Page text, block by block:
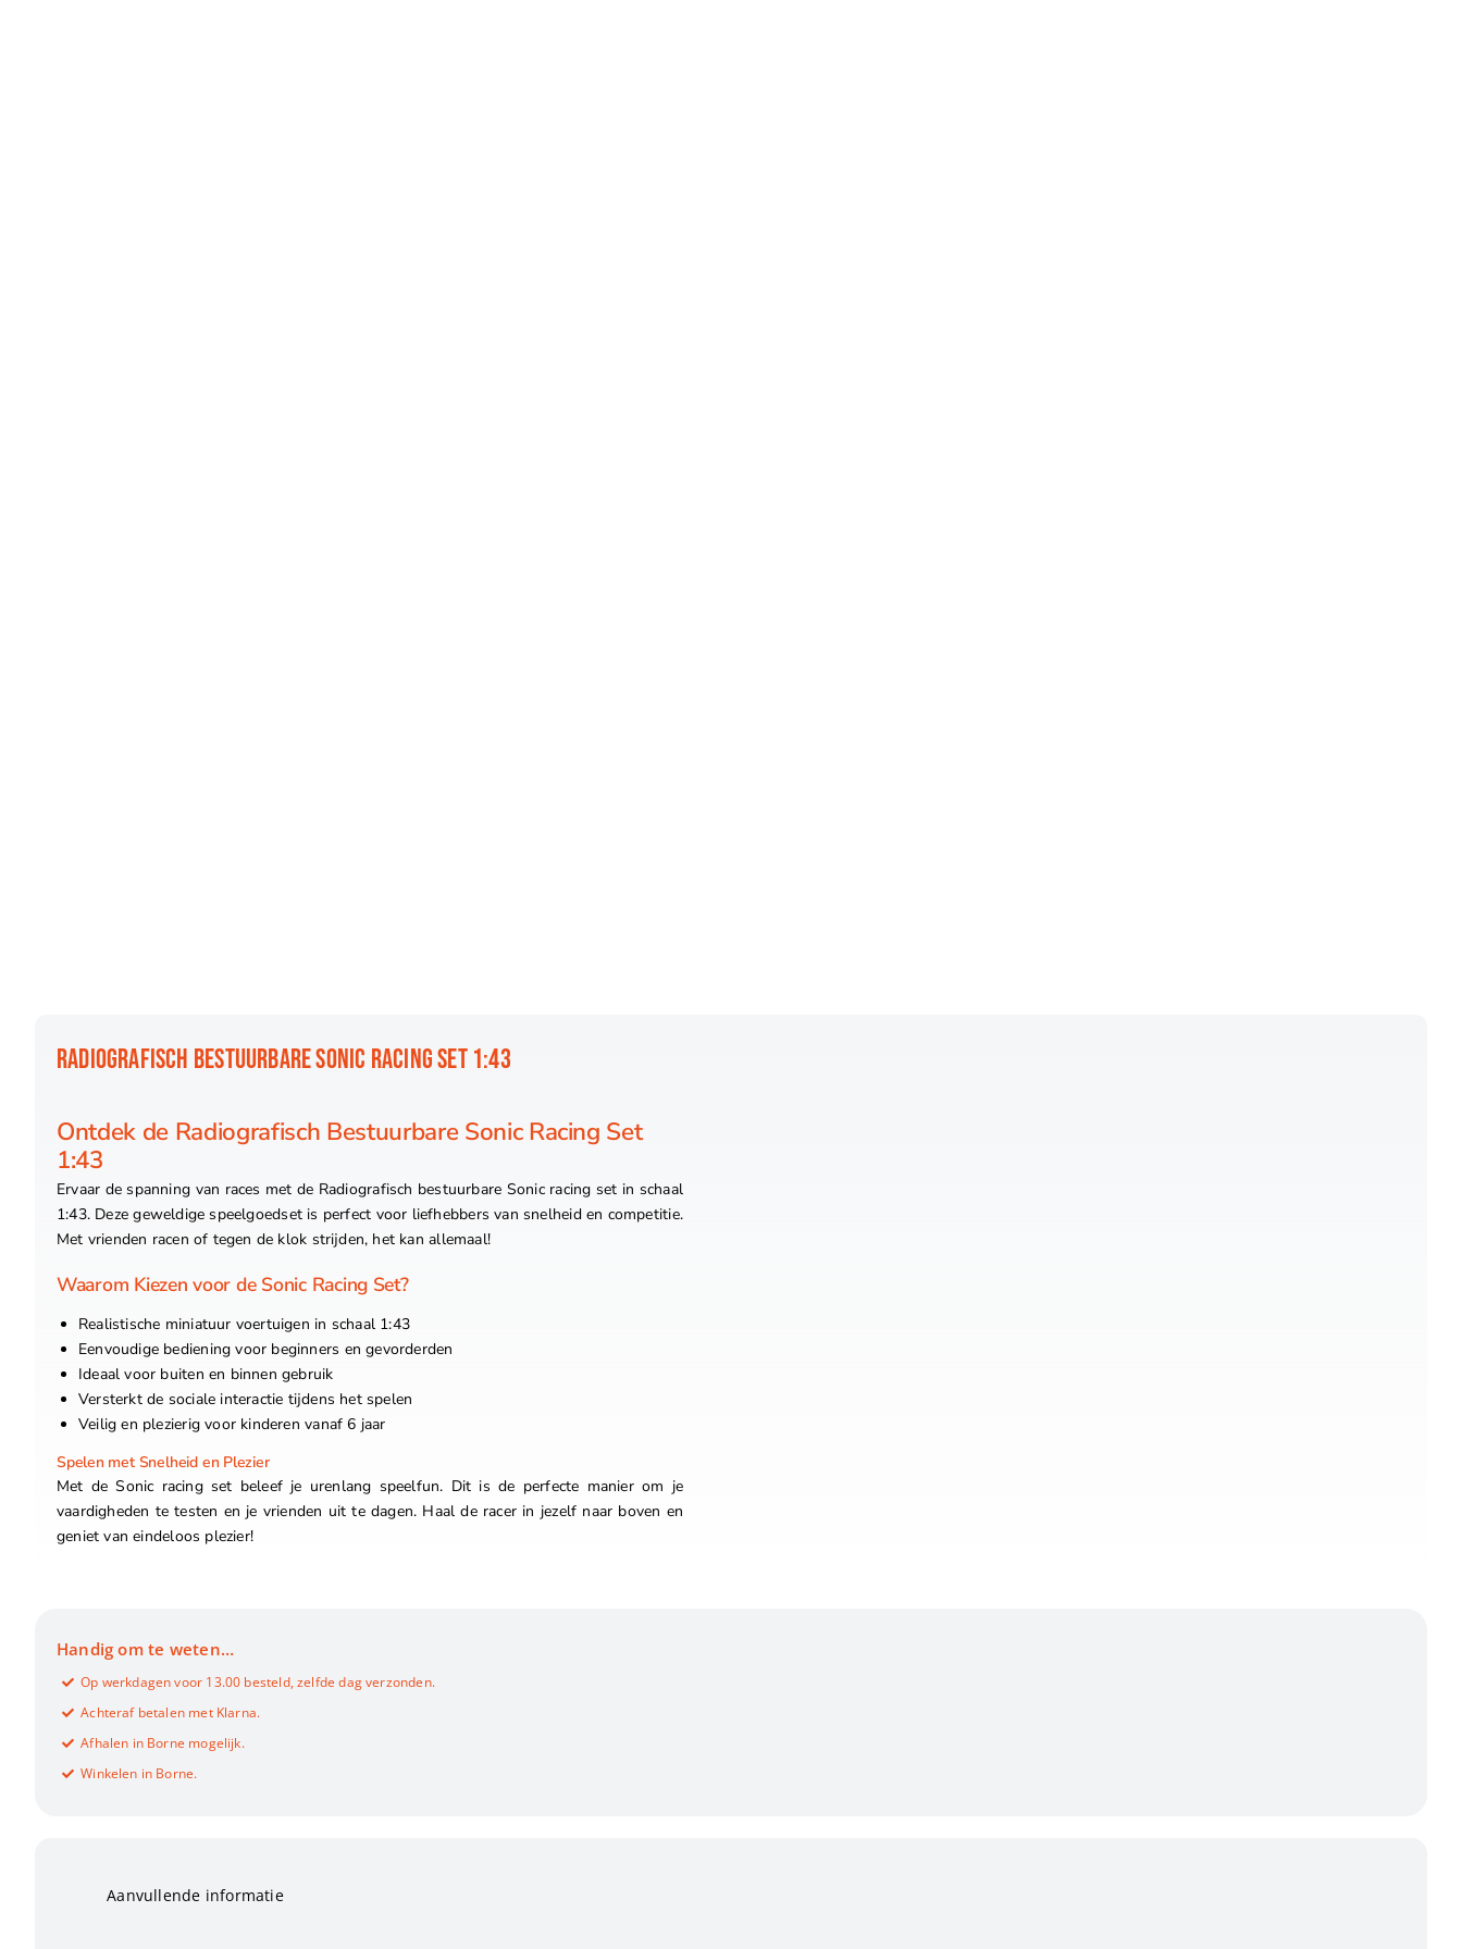
RADIOGRAFISCH BESTUURBARE SONIC RACING SET 1:43
Ontdek de Radiografisch Bestuurbare Sonic Racing Set
1:43
Ervaar de spanning van races met de Radiografisch bestuurbare Sonic racing set in schaal
1:43. Deze geweldige speelgoedset is perfect voor liefhebbers van snelheid en competitie.
Met vrienden racen of tegen de klok strijden, het kan allemaal!
Waarom Kiezen voor de Sonic Racing Set?
Realistische miniatuur voertuigen in schaal 1:43
Eenvoudige bediening voor beginners en gevorderden
Ideaal voor buiten en binnen gebruik
Versterkt de sociale interactie tijdens het spelen
Veilig en plezierig voor kinderen vanaf 6 jaar
Spelen met Snelheid en Plezier
Met de Sonic racing set beleef je urenlang speelfun. Dit is de perfecte manier om je
vaardigheden te testen en je vrienden uit te dagen. Haal de racer in jezelf naar boven en
geniet van eindeloos plezier!
Handig om te weten…
Op werkdagen voor 13.00 besteld, zelfde dag verzonden.
Achteraf betalen met Klarna.
Afhalen in Borne mogelijk.
Winkelen in Borne.
Aanvullende informatie